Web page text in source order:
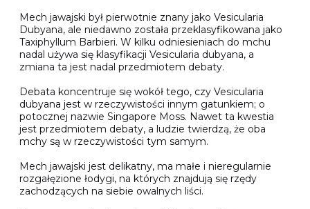
Mech jawajski był pierwotnie znany jako Vesicularia
Dubyana, ale niedawno została przeklasyfikowana jako
Taxiphyllum Barbieri. W kilku odniesieniach do mchu
nadal używa się klasyfikacji Vesicularia dubyana, a
zmiana ta jest nadal przedmiotem debaty.
Debata koncentruje się wokół tego, czy Vesicularia
dubyana jest w rzeczywistości innym gatunkiem; o
potocznej nazwie Singapore Moss. Nawet ta kwestia
jest przedmiotem debaty, a ludzie twierdzą, że oba
mchy są w rzeczywistości tym samym.
Mech jawajski jest delikatny, ma małe i nieregularnie
rozgałęzione łodygi, na których znajdują się rzędy
zachodzących na siebie owalnych liści.